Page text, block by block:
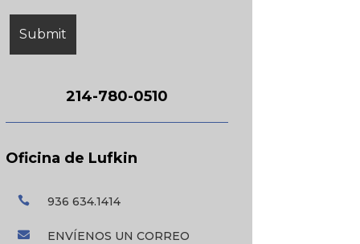
214-780-0510
Oficina de Lufkin
 936 634.1414

ENVÍENOS UN CORREO